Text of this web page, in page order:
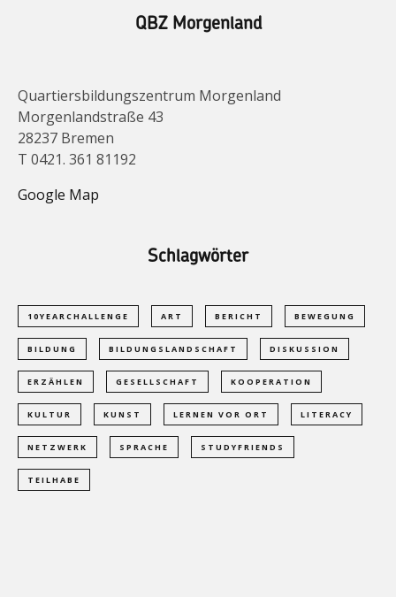
QBZ Morgenland
Quartiersbildungszentrum Morgenland
Morgenlandstraße 43
28237 Bremen
T 0421. 361 81192
Google Map
Schlagwörter
10YEARCHALLENGE ART BERICHT BEWEGUNG
BILDUNG BILDUNGSLANDSCHAFT DISKUSSION
ERZÄHLEN GESELLSCHAFT KOOPERATION
KULTUR KUNST LERNEN VOR ORT LITERACY
NETZWERK SPRACHE STUDYFRIENDS
TEILHABE